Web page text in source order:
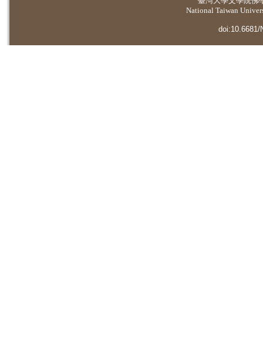
National Taiwan
doi:10.6681/